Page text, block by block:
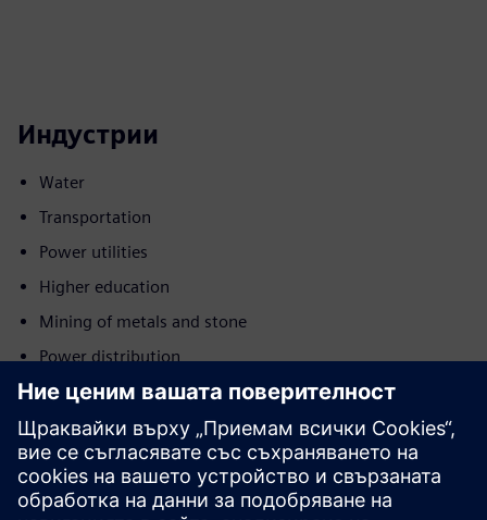
Индустрии
Water
Transportation
Power utilities
Higher education
Mining of metals and stone
Power distribution
Power generation
Power transmission
Движение